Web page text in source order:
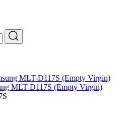
MLT-D117S (Empty Virgin)